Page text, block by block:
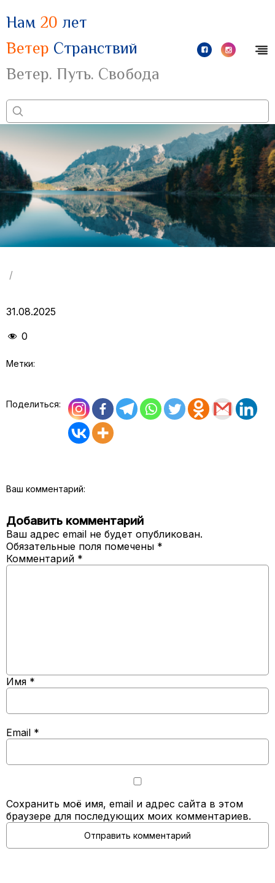
Нам 20 лет
Ветер Странствий
Ветер. Путь. Свобода
/
31.08.2025
0
Метки:
Поделиться:
Ваш комментарий:
Добавить комментарий
Ваш адрес email не будет опубликован.
Обязательные поля помечены *
Комментарий *
Имя *
Email *
Сохранить моё имя, email и адрес сайта в этом
браузере для последующих моих комментариев.